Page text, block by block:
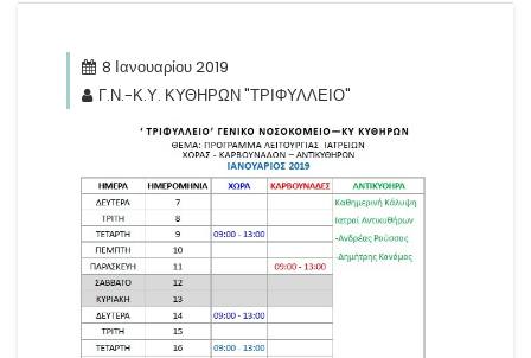
8 Ιανουαρίου 2019
Γ.Ν.-Κ.Υ. ΚΥΘΗΡΩΝ "ΤΡΙΦΥΛΛΕΙΟ"